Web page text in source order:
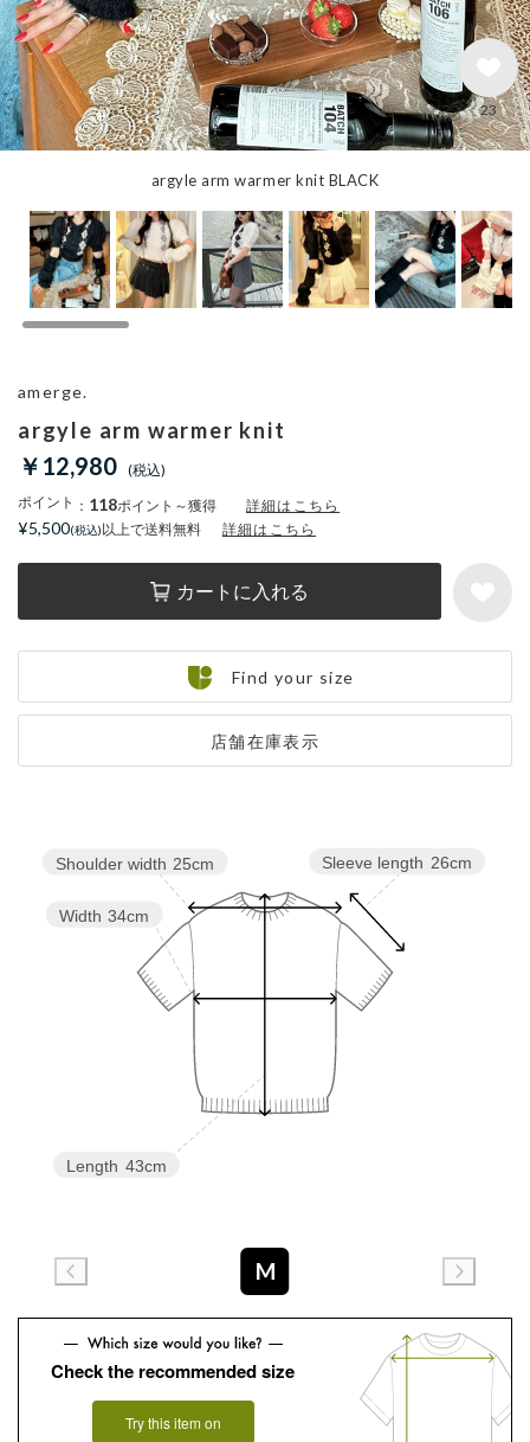
argyle arm warmer knit BLACK
23
argyle arm warmer knit
￥12,980
ポイント ： 118ポイント～獲得 詳細はこちら
カートに入れる
店舗在庫表示
amerge.
¥5,500 以上で送料無料 詳細はこちら
Find your size
Sleeve length 26cm
Length 43cm
Width 34cm
Shoulder width 25cm
M
Check the recommended size
Try this item on